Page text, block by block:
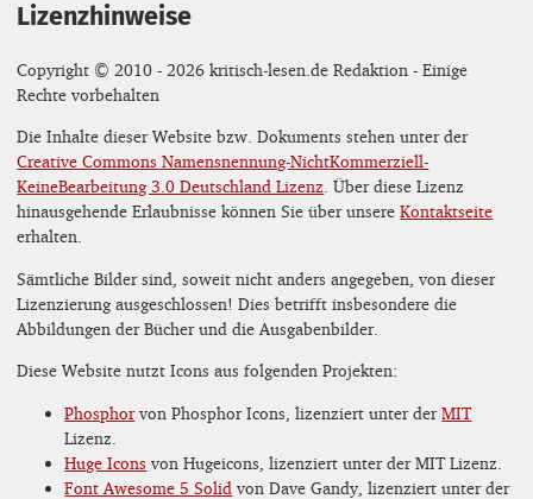
Lizenzhinweise
Copyright © 2010 - 2026 kritisch-lesen.de Redaktion - Einige
Rechte vorbehalten
Die Inhalte dieser Website bzw. Dokuments stehen unter der
Creative Commons Namensnennung-NichtKommerziell-
KeineBearbeitung 3.0 Deutschland Lizenz. Über diese Lizenz
hinausgehende Erlaubnisse können Sie über unsereKontaktseite
erhalten.
Sämtliche Bilder sind, soweit nicht anders angegeben, von dieser
Lizenzierung ausgeschlossen! Dies betrifft insbesondere die
Abbildungen der Bücher und die Ausgabenbilder.
Diese Website nutzt Icons aus folgenden Projekten:
Phosphorvon Phosphor Icons, lizenziert unter derMIT
Lizenz.
Huge Icons von Hugeicons, lizenziert unter der MIT Lizenz.
Font Awesome 5 Solid von Dave Gandy, lizenziert unter der